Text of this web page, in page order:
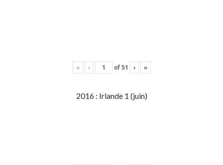
« ‹ of51 › »
2016 : Irlande 1 (juin)